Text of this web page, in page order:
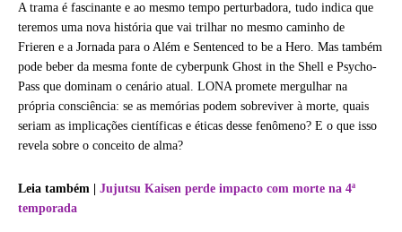
A trama é fascinante e ao mesmo tempo perturbadora, tudo indica que
teremos uma nova história que vai trilhar no mesmo caminho de
Frieren e a Jornada para o Além e Sentenced to be a Hero. Mas também
pode beber da mesma fonte de cyberpunk Ghost in the Shell e Psycho-
Pass que dominam o cenário atual. LONA promete mergulhar na
própria consciência: se as memórias podem sobreviver à morte, quais
seriam as implicações científicas e éticas desse fenômeno? E o que isso
revela sobre o conceito de alma?
Leia também | Jujutsu Kaisen perde impacto com morte na 4ª
temporada